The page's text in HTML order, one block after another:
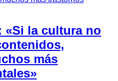
«Si la cultura no
más